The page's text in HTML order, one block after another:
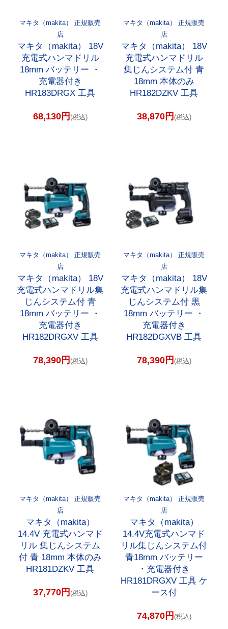
マキタ（makita） 正規販売
店
マキタ（makita） 18V
充電式ハンマドリル
18mm バッテリー ・
充電器付き
HR183DRGX 工具
68,130円 (税込)
マキタ（makita） 正規販売
店
マキタ（makita） 18V
充電式ハンマドリル
集じんシステム付 青
18mm 本体のみ
HR182DZKV 工具
38,870円 (税込)
マキタ（makita） 正規販売
店
マキタ（makita） 18V
充電式ハンマドリル集
じんシステム付 青
18mm バッテリー ・
充電器付き
HR182DRGXV 工具
78,390円 (税込)
マキタ（makita） 正規販売
店
マキタ（makita） 18V
充電式ハンマドリル集
じんシステム付 黒
18mm バッテリー ・
充電器付き
HR182DGXVB 工具
78,390円 (税込)
マキタ（makita） 正規販売
店
マキタ（makita）
14.4V 充電式ハンマド
リル 集じんシステム
付 青 18mm 本体のみ
HR181DZKV 工具
37,770円 (税込)
マキタ（makita） 正規販売
店
マキタ（makita）
14.4V充電式ハンマド
リル集じんシステム付
青18mm バッテリー
・充電器付き
HR181DRGXV 工具 ケ
ース付
74,870円 (税込)